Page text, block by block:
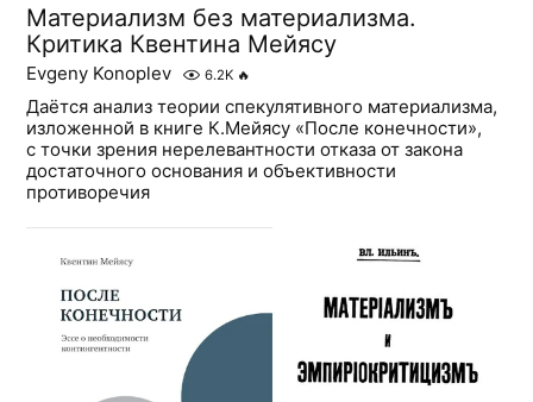
Материализм без материализма.
Критика Квентина Мейясу
Evgeny Konoplev 6.2K 🔥
Даётся анализ теории спекулятивного материализма,
изложенной в книге К.Мейясу «После конечности»,
с точки зрения нерелевантности отказа от закона
достаточного основания и объективности
противоречия